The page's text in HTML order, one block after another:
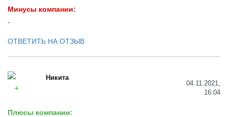
Минусы компании:
-
ОТВЕТИТЬ НА ОТЗЫВ
Никита
04.11.2021,
16:04
Плюсы компании: